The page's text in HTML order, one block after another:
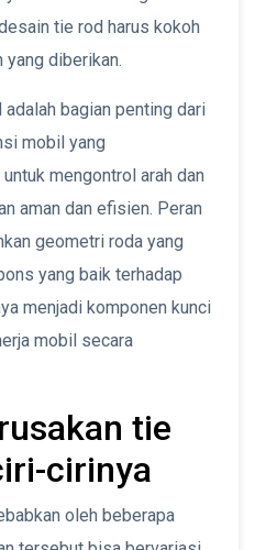
tie rod harus kokoh
yang diberikan.
bagian penting dari
mobil yang
mengontrol arah dan
aman dan efisien. Peran
geometri roda yang
yang baik terhadap
menjadi komponen kunci
mobil secara
tie
cirinya
oleh beberapa